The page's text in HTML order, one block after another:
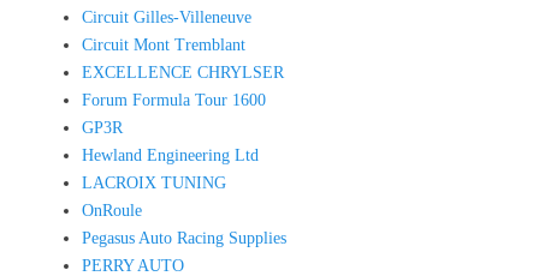
Circuit Gilles-Villeneuve
Circuit Mont Tremblant
EXCELLENCE CHRYLSER
Forum Formula Tour 1600
GP3R
Hewland Engineering Ltd
LACROIX TUNING
OnRoule
Pegasus Auto Racing Supplies
PERRY AUTO